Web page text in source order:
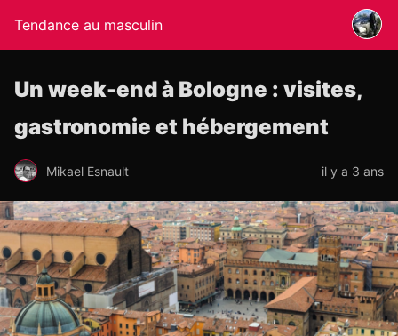
Tendance au masculin
Un week-end à Bologne : visites,
gastronomie et hébergement
Mikael Esnault il y a 3 ans